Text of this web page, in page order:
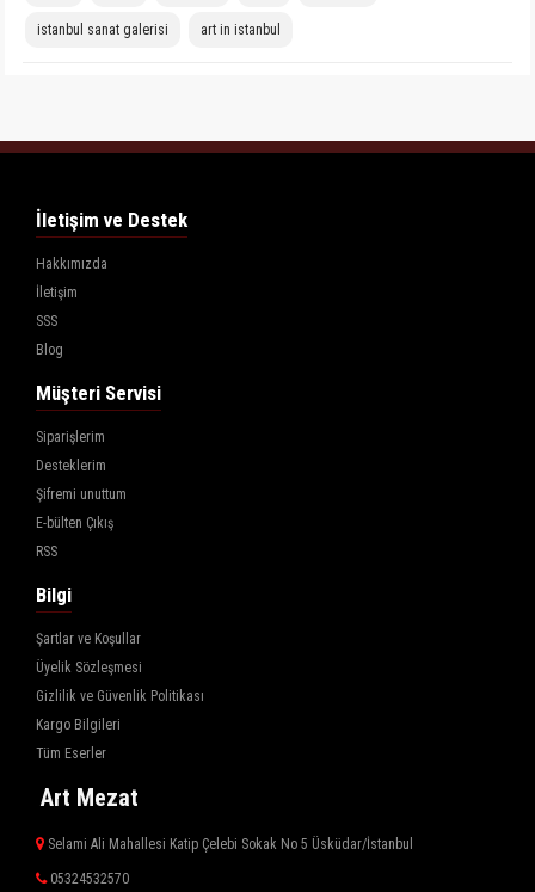
istanbul sanat galerisi art in istanbul
İletişim ve Destek
Hakkımızda
İletişim
SSS
Blog
Müşteri Servisi
Siparişlerim
Desteklerim
Şifremi unuttum
E-bülten Çıkış
RSS
Bilgi
Şartlar ve Koşullar
Üyelik Sözleşmesi
Gizlilik ve Güvenlik Politikası
Kargo Bilgileri
Tüm Eserler
Art Mezat
Selami Ali Mahallesi Katip Çelebi Sokak No 5 Üsküdar/İstanbul
05324532570